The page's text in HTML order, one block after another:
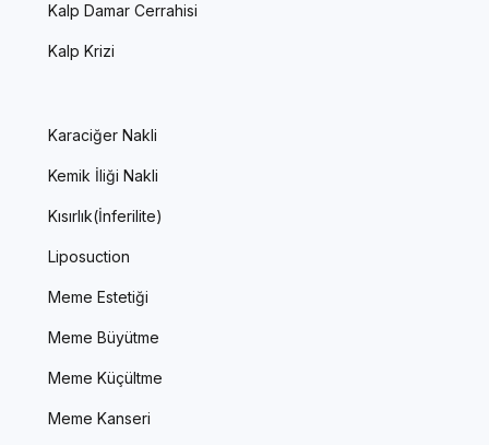
Kalp Damar Cerrahisi
Kalp Krizi
Karaciğer Nakli
Kemik İliği Nakli
Kısırlık(İnferilite)
Liposuction
Meme Estetiği
Meme Büyütme
Meme Küçültme
Meme Kanseri